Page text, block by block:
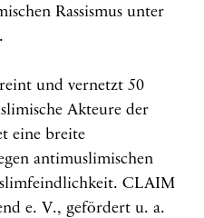
Rassismus unter
und vernetzt 50
Akteure der
eine breite
antimuslimischen
CLAIM
e. V., gefördert u. a.